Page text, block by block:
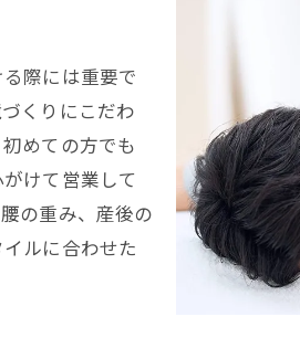
際には重要で
くりにこだわ
めての方でも
けて営業して
の重み、産後の
ルに合わせた